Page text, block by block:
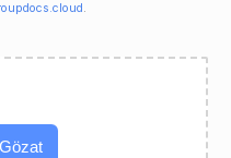
.